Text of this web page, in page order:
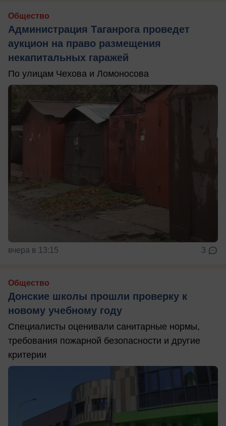
Общество
Администрация Таганрога проведет
аукцион на право размещения
некапитальных гаражей
По улицам Чехова и Ломоносова
вчера в 13:15 3
Общество
Донские школы прошли проверку к
новому учебному году
Специалисты оценивали санитарные нормы,
требования пожарной безопасности и другие
критерии